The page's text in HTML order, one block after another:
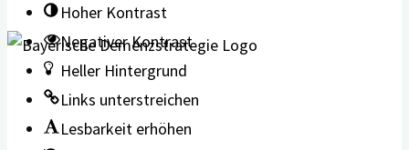
Hoher Kontrast
Negativer Kontrast
Heller Hintergrund
Links unterstreichen
Lesbarkeit erhöhen